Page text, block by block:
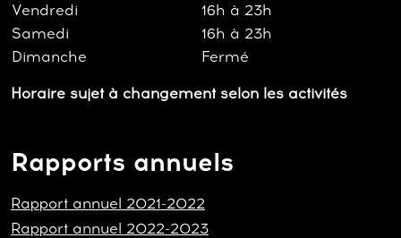
Vendredi
16h à 23h
Samedi
16h à 23h
Dimanche
Fermé
Horaire sujet à changement selon les activités
Rapports annuels
Rapport annuel 2021-2022
Rapport annuel 2022-2023